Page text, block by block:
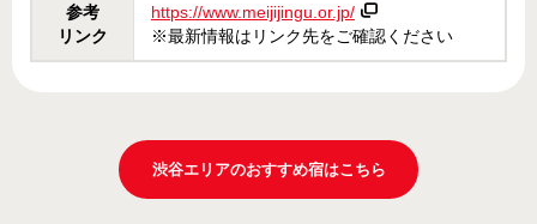
参考
リンク
https://www.meijijingu.or.jp/
※最新情報はリンク先をご確認ください
渋谷エリアのおすすめ宿はこちら